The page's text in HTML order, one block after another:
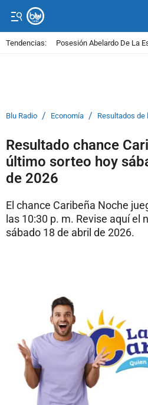
Tendencias: Posesión Abelardo De La
Blu Radio / Economía / Resultados de
Resultado chance
último sorteo hoy
de 2026
El chance Caribeña Noche
las 10:30 p. m. Revise aquí el
sábado 18 de abril de 2026.